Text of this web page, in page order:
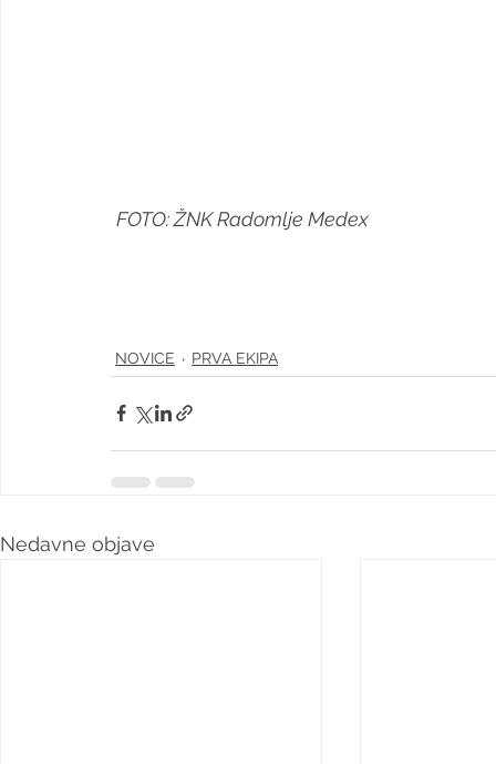
FOTO: ŽNK Radomlje Medex
NOVICE PRVA EKIPA
Nedavne objave